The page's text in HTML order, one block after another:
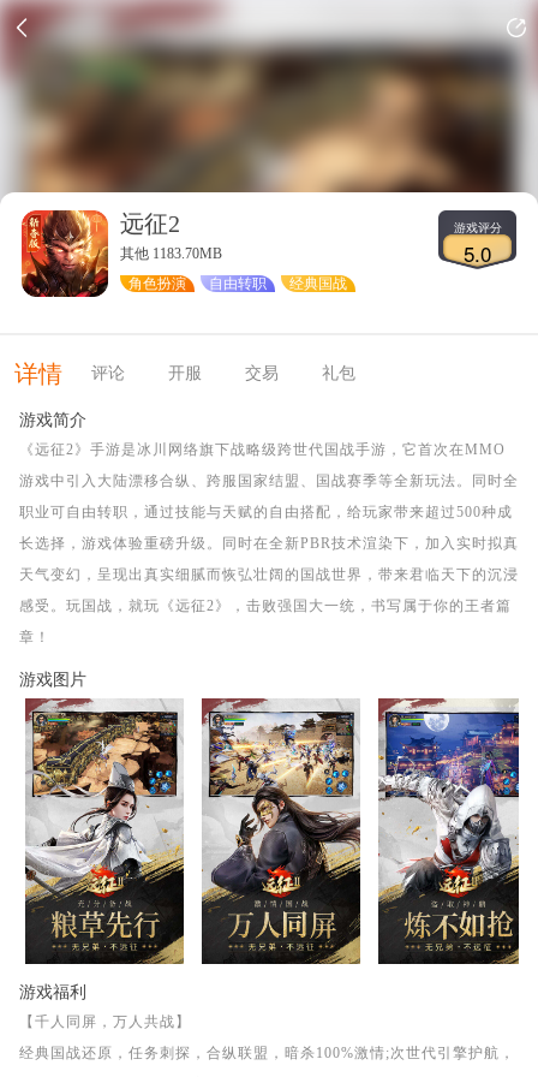
远征2
其他 1183.70MB
角色扮演
自由转职 经典国战
游戏评分
5.0
详情 评论 开服 交易 礼包
游戏简介
《远征2》手游是冰川网络旗下战略级跨世代国战手游，它首次在MMO
游戏中引入大陆漂移合纵、跨服国家结盟、国战赛季等全新玩法。同时全
职业可自由转职，通过技能与天赋的自由搭配，给玩家带来超过500种成
长选择，游戏体验重磅升级。同时在全新PBR技术渲染下，加入实时拟真
天气变幻，呈现出真实细腻而恢弘壮阔的国战世界，带来君临天下的沉浸
感受。玩国战，就玩《远征2》，击败强国大一统，书写属于你的王者篇
章！
游戏图片
游戏福利
【千人同屏，万人共战】
经典国战还原，任务刺探，合纵联盟，暗杀100%激情;次世代引擎护航，